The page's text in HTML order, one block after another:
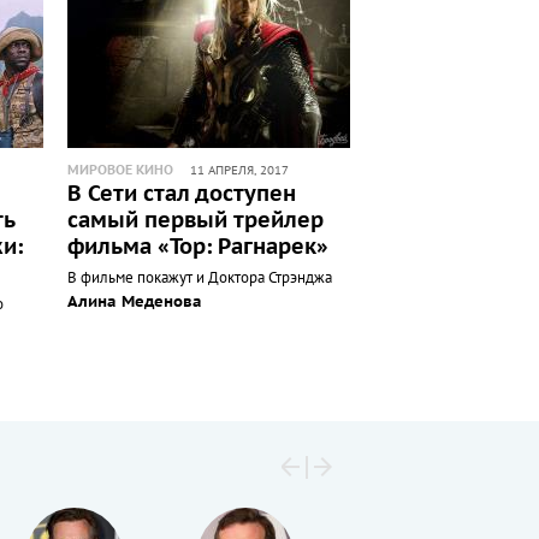
МИРОВОЕ КИНО 11 АПРЕЛЯ, 2017
В Сети стал доступен
самый первый трейлер
фильма «Тор: Рагнарек»
В фильме покажут и Доктора Стрэнджа
Алина Меденова